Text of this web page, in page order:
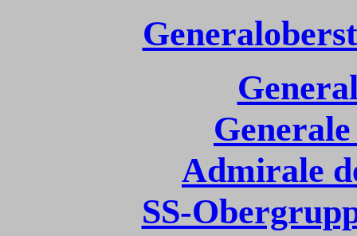
Admirale
SS-